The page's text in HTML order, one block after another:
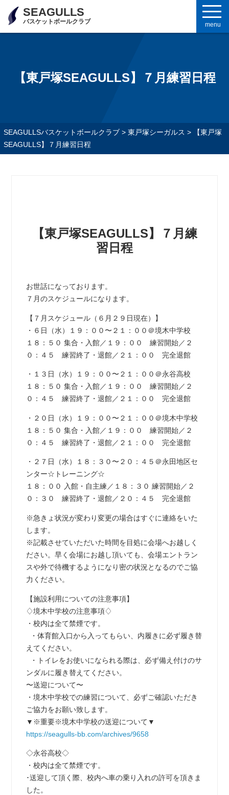
SEAGULLS
バスケットボールクラブ menu
【東戸塚SEAGULLS】７月練習日程
SEAGULLSバスケットボールクラブ> 東戸塚シーガルス >
【東戸塚
SEAGULLS】７月練習日程
【東戸塚SEAGULLS】７月練
習日程
お世話になっております。
７月のスケジュールになります。
【７月スケジュール（６月２９日現在）】
・６日（水）１９：００〜２１：００＠境木中学校
１８：５０ 集合・入館／１９：００ 練習開始／２
０：４５ 練習終了・退館／２１：００ 完全退館
・１３日（水）１９：００〜２１：００＠永谷高校
１８：５０ 集合・入館／１９：００ 練習開始／２
０：４５ 練習終了・退館／２１：００ 完全退館
・２０日（水）１９：００〜２１：００＠境木中学校
１８：５０ 集合・入館／１９：００ 練習開始／２
０：４５ 練習終了・退館／２１：００ 完全退館
・２７日（水）１８：３０〜２０：４５＠永田地区セ
ンター☆トレーニング☆
１８：００ 入館・自主練／１８：３０ 練習開始／２
０：３０ 練習終了・退館／２０：４５ 完全退館
※急きょ状況が変わり変更の場合はすぐに連絡をいた
します。
※記載させていただいた時間を目処に会場へお越しく
ださい。早く会場にお越し頂いても、会場エントラン
スや外で待機するようになり密の状況となるのでご協
力ください。
【施設利用についての注意事項】
♢境木中学校の注意事項♢
・校内は全て禁煙です。
・体育館入口から入ってもらい、内履きに必ず履き替
えてください。
・トイレをお使いになられる際は、必ず備え付けのサ
ンダルに履き替えてください。
〜送迎について〜
・境木中学校での練習について、必ずご確認いただき
ご協力をお願い致します。
▼※重要※境木中学校の送迎について▼
https://seagulls-bb.com/archives/9658
◇永谷高校◇
・校内は全て禁煙です。
･送迎して頂く際、校内へ車の乗り入れの許可を頂きま
した。